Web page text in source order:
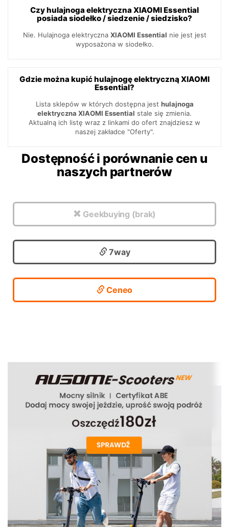
Czy hulajnoga elektryczna XIAOMI Essential
posiada siodełko / siedzenie / siedzisko?
Nie. Hulajnoga elektryczna XIAOMI Essential nie jest jest
wyposażona w siodełko.
Gdzie można kupić hulajnogę elektryczną XIAOMI
Essential?
Lista sklepów w których dostępna jest hulajnoga
elektryczna XIAOMI Essential stale się zmienia.
Aktualną ich listę wraz z linkami do ofert znajdziesz w
naszej zakładce "Oferty".
Dostępność i porównanie cen u
naszych partnerów
Geekbuying (brak)
7way
Ceneo